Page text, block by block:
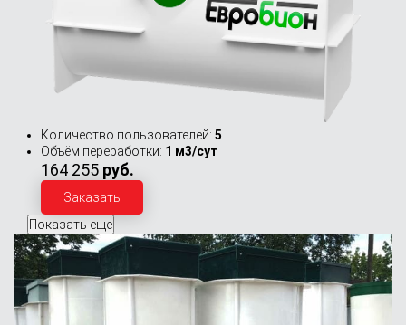
Количество пользователей: 5
Объём переработки: 1 м3/сут
164 255 руб.
Заказать
Показать еще